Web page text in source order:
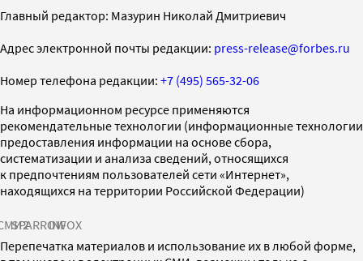
Главный редактор: Мазурин Николай Дмитриевич
Адрес электронной почты редакции: press-release@forbes.ru
Номер телефона редакции: +7 (495) 565-32-06
На информационном ресурсе применяются
рекомендательные технологии (информационные технологии
предоставления информации на основе сбора,
систематизации и анализа сведений, относящихся
к предпочтениям пользователей сети «Интернет»,
находящихся на территории Российской Федерации)
SPARROWINFOX
Перепечатка материалов и использование их в любой форме,